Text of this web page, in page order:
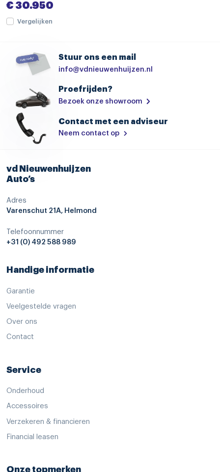
Anti Blokkeer Systeem
automatische snelheids begrenzing
bandenspanningscontrolesysteem
cruise control adaptief met Stop&Go en stuurhulp
dodehoekdetectie met correctie
Elektronisch Stabiliteits Programma
grootlichtassistent
hill hold functie
hoofd airbag(s) achter
kruisend verkeer detectie
rijstrooksensor met correctie
uitstap waarschuwing
verkeersbord detectie
vermoeidheids herkenning
vervolgbotsing preventie
11 kW lader
midden airbag(s)
oplaadmogelijkheid
Beschrijving
€ 30.950
Vergelijken
Stuur ons een mail
info@vdnieuwenhuijzen.nl
Proefrijden?
Bezoek onze showroom
Contact met een adviseur
Neem contact op
vd Nieuwenhuijzen
Auto’s
Adres
Varenschut 21A, Helmond
Telefoonnummer
+31 (0) 492 588 989
Handige informatie
Garantie
Veelgestelde vragen
Over ons
Contact
Service
Onderhoud
Accessoires
Verzekeren & financieren
Financial leasen
Onze topmerken